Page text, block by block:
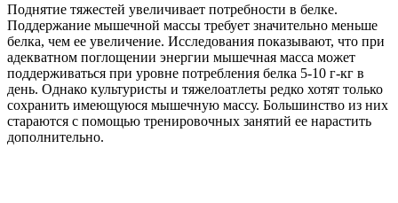
Поднятие тяжестей увеличивает потребности в белке.
Поддержание мышечной массы требует значительно меньше
белка, чем ее увеличение. Исследования показывают, что при
адекватном поглощении энергии мышечная масса может
поддерживаться при уровне потребления белка 5-10 г-кг в
день. Однако культуристы и тяжелоатлеты редко хотят только
сохранить имеющуюся мышечную массу. Большинство из них
стараются с помощью тренировочных занятий ее нарастить
дополнительно.